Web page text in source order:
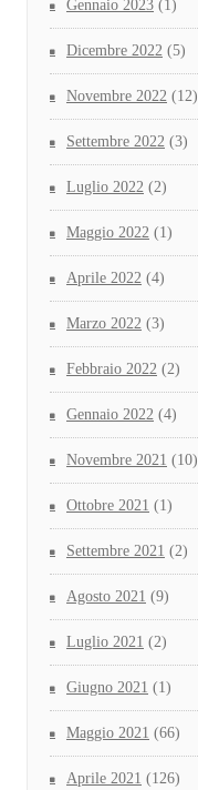
Gennaio 2023 (1)
Dicembre 2022 (5)
Novembre 2022 (12)
Settembre 2022 (3)
Luglio 2022 (2)
Maggio 2022 (1)
Aprile 2022 (4)
Marzo 2022 (3)
Febbraio 2022 (2)
Gennaio 2022 (4)
Novembre 2021 (10)
Ottobre 2021 (1)
Settembre 2021 (2)
Agosto 2021 (9)
Luglio 2021 (2)
Giugno 2021 (1)
Maggio 2021 (66)
Aprile 2021 (126)